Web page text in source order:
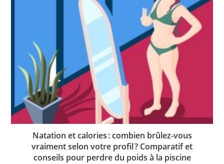
Natation et calories : combien brûlez-vous
vraiment selon votre profil ? Comparatif et
conseils pour perdre du poids à la piscine